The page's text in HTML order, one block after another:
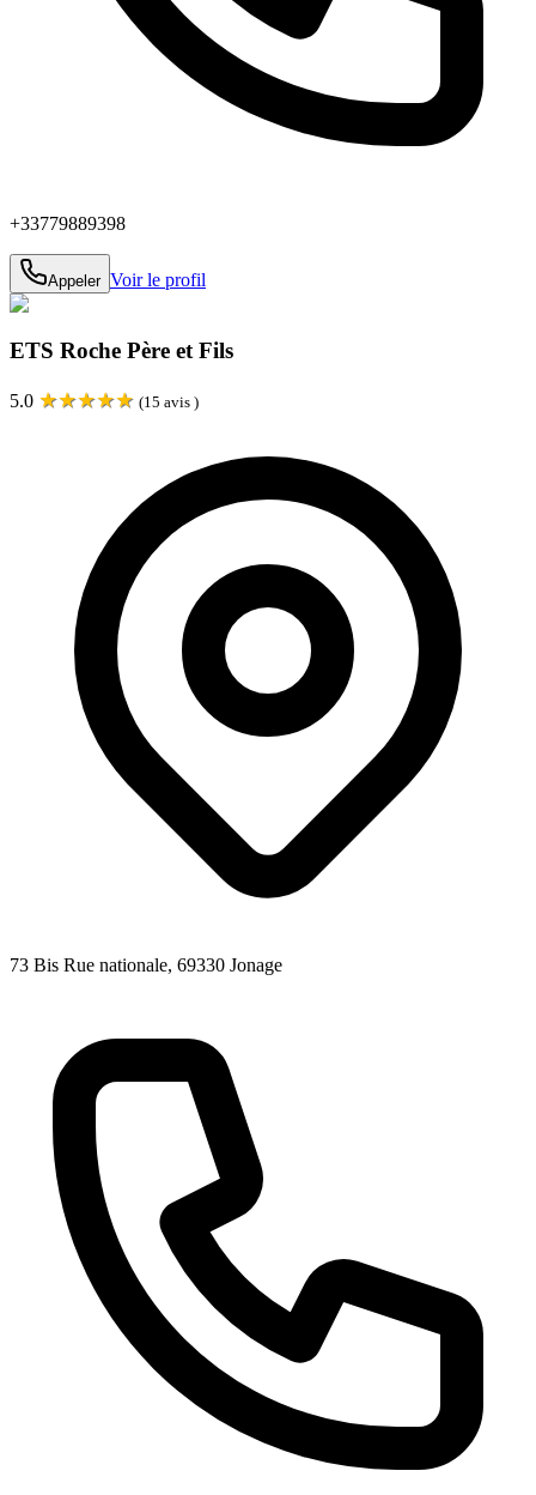
+33779889398
Appeler Voir le profil
ETS Roche Père et Fils
5.0 ★★★★★ (15 avis )
73 Bis Rue nationale, 69330 Jonage